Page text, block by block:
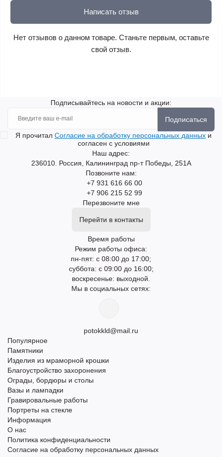
Написать отзыв
Нет отзывов о данном товаре. Станьте первым, оставьте
свой отзыв.
Подписывайтесь на новости и акции:
Подписаться
Я прочитал Согласие на обработку персональных данных и
согласен с условиями
Наш адрес:
236010. Россия, Калининград пр-т Победы, 251А
Позвоните нам:
+7 931 616 66 00
+7 906 215 52 99
Перезвоните мне
Перейти в контакты
Время работы
Режим работы офиса:
пн-пят: с 08:00 до 17:00;
суббота: с 09:00 до 16:00;
воскресенье: выходной.
Мы в социальных сетях:
potokkld@mail.ru
Популярное
Памятники
Изделия из мраморной крошки
Благоустройство захоронения
Ограды, бордюры и столы
Вазы и лампадки
Гравировальные работы
Портреты на стекле
Информация
О нас
Политика конфиденциальности
Согласие на обработку персональных данных